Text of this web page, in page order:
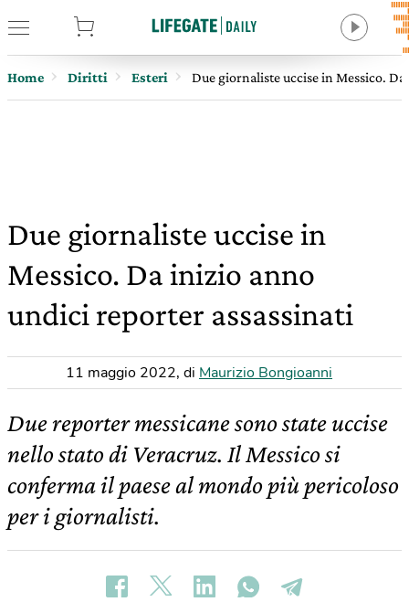
Home Diritti Esteri Due giornaliste uccise in Messico.
Due giornaliste uccise in
Messico. Da inizio anno
undici reporter assassinati
11 maggio 2022, di Maurizio Bongioanni
Due reporter messicane sono state uccise
nello stato di Veracruz. Il Messico si
conferma il paese al mondo più pericoloso
per i giornalisti.